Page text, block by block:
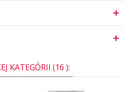
KATEGÓRII (16 ):